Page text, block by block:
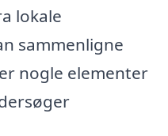
lokale
sammenligne
nogle elementer